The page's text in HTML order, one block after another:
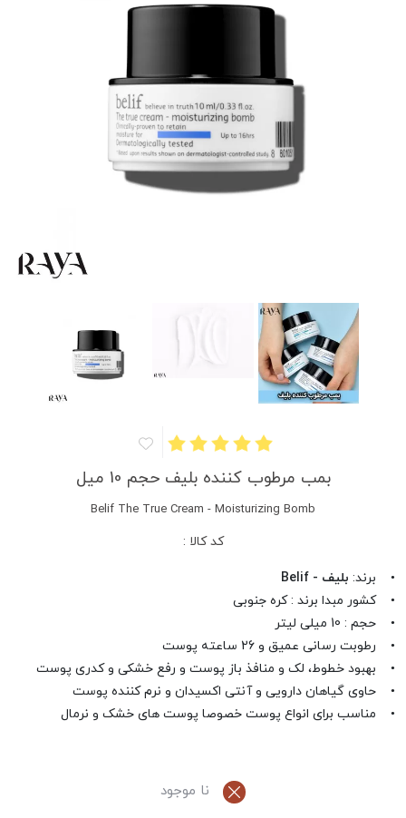
بمب مرطوب کننده بلیف حجم 10 میل
Belif The True Cream - Moisturizing Bomb
کد کالا :
• برند: بلیف - Belif
• کشور مبدا برند : کره جنوبی
• حجم : 10 میلی لیتر
• رطوبت رسانی عمیق و 26 ساعته پوست
• بهبود خطوط، لک و منافذ باز پوست و رفع خشکی و کدری پوست
• حاوی گیاهان دارویی و آنتی اکسیدان و نرم کننده پوست
• مناسب برای انواع پوست خصوصا پوست های خشک و نرمال
نا موجود